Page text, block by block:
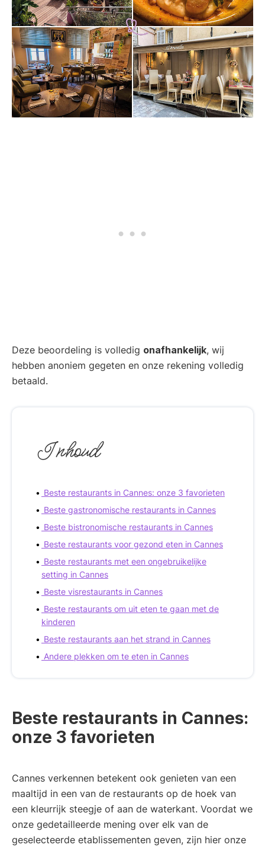
Deze beoordeling is volledig onafhankelijk, wij
hebben anoniem gegeten en onze rekening volledig
betaald.
Inhoud
Beste restaurants in Cannes: onze 3 favorieten
Beste gastronomische restaurants in Cannes
Beste bistronomische restaurants in Cannes
Beste restaurants voor gezond eten in Cannes
Beste restaurants met een ongebruikelijke
setting in Cannes
Beste visrestaurants in Cannes
Beste restaurants om uit eten te gaan met de
kinderen
Beste restaurants aan het strand in Cannes
Andere plekken om te eten in Cannes
Beste restaurants in Cannes:
onze 3 favorieten
Cannes verkennen betekent ook genieten van een
maaltijd in een van de restaurants op de hoek van
een kleurrijk steegje of aan de waterkant. Voordat we
onze gedetailleerde mening over elk van de
geselecteerde etablissementen geven, zijn hier onze